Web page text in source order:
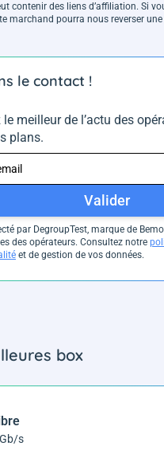
contenir des liens d’affiliation. Si
marchand pourra nous reverser
le contact !
le meilleur de l’actu des
plans.
Valider
par DegroupTest, marque de
des opérateurs. Consultez notre
et de gestion de vos données.
box
s